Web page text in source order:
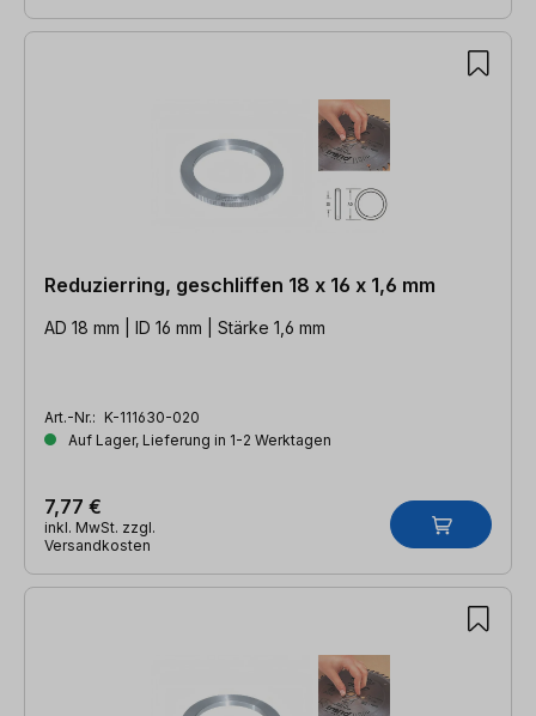
Reduzierring, geschliffen 18 x 16 x 1,6 mm
AD 18 mm | ID 16 mm | Stärke 1,6 mm
Art.-Nr.: K-111630-020
Auf Lager, Lieferung in 1-2 Werktagen
7,77 €
inkl. MwSt. zzgl.
Versandkosten